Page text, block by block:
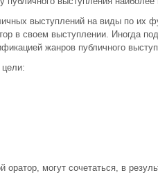
выступлений на виды по их
в своем выступлении. Иногда
жанров публичного
оратор, могут сочетаться, в